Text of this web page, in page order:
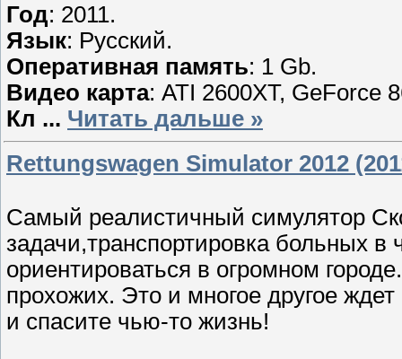
Год: 2011.
Язык: Русский.
Оперативная память: 1 Gb.
Видео карта: ATI 2600XT, GeForce
Кл ... Читать дальше »
Rettungswagen Simulator 2012
Самый реалистичный симулятор
задачи,транспортировка больных
ориентироваться в огромном
прохожих. Это и многое другое
и спасите чью-то жизнь!